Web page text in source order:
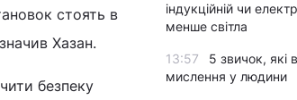
стоять в
Хазан.
безпеку
індукційній чи
менше світла
13:57
5 звичок, які
мислення у людини